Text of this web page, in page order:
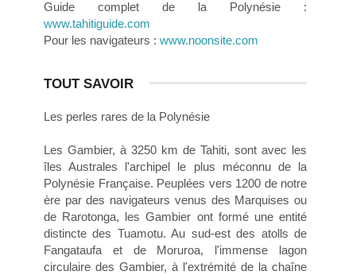
Guide complet de la Polynésie :
www.tahitiguide.com
Pour les navigateurs : www.noonsite.com
TOUT SAVOIR
Les perles rares de la Polynésie
Les Gambier, à 3250 km de Tahiti, sont avec les
îles Australes l'archipel le plus méconnu de la
Polynésie Française. Peuplées vers 1200 de notre
ère par des navigateurs venus des Marquises ou
de Rarotonga, les Gambier ont formé une entité
distincte des Tuamotu. Au sud-est des atolls de
Fangataufa et de Moruroa, l'immense lagon
circulaire des Gambier, à l'extrémité de la chaîne